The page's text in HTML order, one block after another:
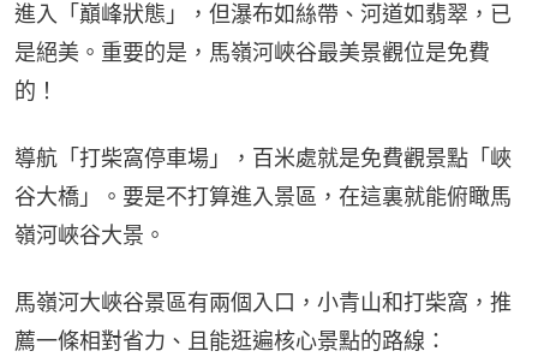
進入「巔峰狀態」，但瀑布如絲帶、河道如翡翠，已
是絕美。重要的是，馬嶺河峽谷最美景觀位是免費
的！
導航「打柴窩停車場」，百米處就是免費觀景點「峽
谷大橋」。要是不打算進入景區，在這裏就能俯瞰馬
嶺河峽谷大景。
馬嶺河大峽谷景區有兩個入口，小青山和打柴窩，推
薦一條相對省力、且能逛遍核心景點的路線：